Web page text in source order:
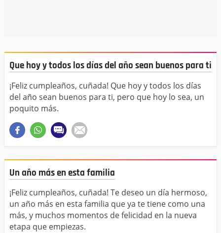
Que hoy y todos los días del año sean buenos para ti
¡Feliz cumpleaños, cuñada! Que hoy y todos los días
del año sean buenos para ti, pero que hoy lo sea, un
poquito más.
Un año más en esta familia
¡Feliz cumpleaños, cuñada! Te deseo un día hermoso,
un año más en esta familia que ya te tiene como una
más, y muchos momentos de felicidad en la nueva
etapa que empiezas.